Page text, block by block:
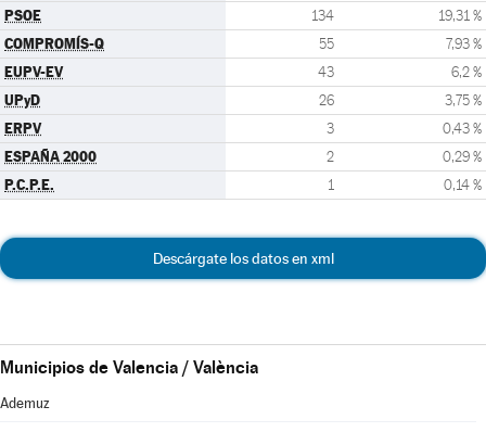
PSOE 134 19,31 %
COMPROMÍS-Q 55 7,93 %
EUPV-EV 43 6,2 %
UPyD 26 3,75 %
ERPV 3 0,43 %
ESPAÑA 2000 2 0,29 %
P.C.P.E. 1 0,14 %
Descárgate los datos en xml
Municipios de Valencia / València
Ademuz